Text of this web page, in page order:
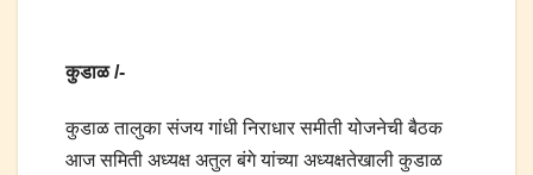
कुडाळ /-
कुडाळ तालुका संजय गांधी निराधार समीती योजनेची बैठक
आज समिती अध्यक्ष अतुल बंगे यांच्या अध्यक्षतेखाली कुडाळ